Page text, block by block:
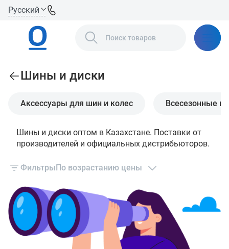
Русский
Шины и диски
Аксессуары для шин и колес Всесезонные
Шины и диски оптом в Казахстане. Поставки от
производителей и официальных дистрибьюторов.
ФильтрыПо возрастанию цены